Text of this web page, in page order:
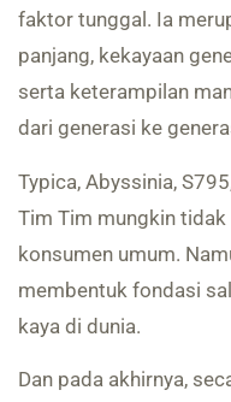
faktor tunggal. Ia
panjang, kekayaan
serta keterampilan
dari generasi ke
Typica, Abyssinia,
Tim Tim mungkin
konsumen umum.
membentuk fondasi
kaya di dunia.
Dan pada akhirnya,